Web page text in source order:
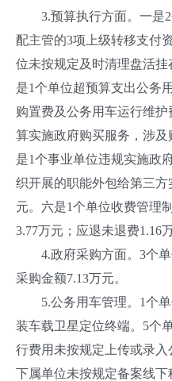
3.预算执行方面。一是2
配主管的3项上级转移支付
位未按规定及时清理盘活挂
是1个单位超预算支出公务
购置费及公务用车运行维
算实施政府购买服务，涉及
是1个事业单位违规实施政
织开展的职能外包给第三
元。六是1个单位收费管理
3.77万元；应退未退费1.16万
4.政府采购方面。3个单
采购金额7.13万元。
5.公务用车管理。1个单
装车载卫星定位终端。5个
行费用未按规定上传或录
下属单位未按规定备案线